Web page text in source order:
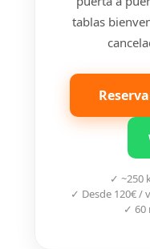
tablas
✓ ~250
✓ Desde 120€ /
✓